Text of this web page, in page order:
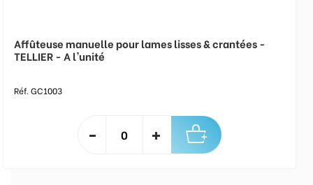
Affûteuse manuelle pour lames lisses & crantées -
TELLIER - A l'unité
Réf. GC1003